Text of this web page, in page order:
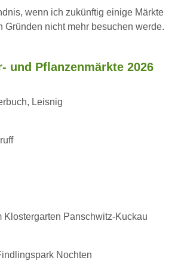
wenn ich zukünftig einige Märkte
Gründen nicht mehr besuchen werde.
und Pflanzenmärkte 2026
Leisnig
Klostergarten Panschwitz-Kuckau
Nochten